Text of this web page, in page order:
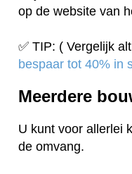
op de website van
✅ TIP: ( Vergelijk
bespaar tot 40% in
Meerdere
U kunt voor allerlei
de omvang.